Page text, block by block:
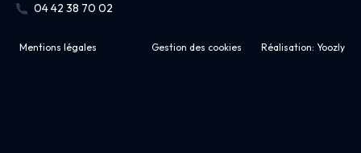
04 42 38 70 02
Mentions légales Gestion des cookies Réalisation: Yoozly